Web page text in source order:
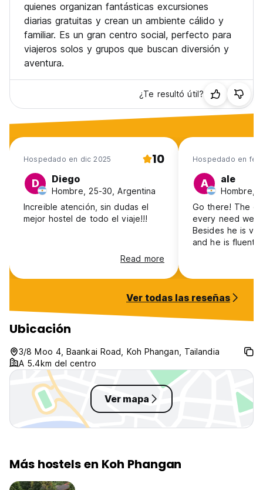
quienes organizan fantásticas excursiones
diarias gratuitas y crean un ambiente cálido y
familiar. Es un gran centro social, perfecto para
viajeros solos y grupos que buscan diversión y
aventura.
¿Te resultó útil?
Hospedado en dic 2025 10
D Diego
Hombre, 25-30, Argentina
Increible atención, sin dudas el
mejor hostel de todo el viaje!!!
Read more
Hospedado en feb
A ale
Hombre,
Go there! The
every need we
Besides he is
and he is fluent
Ver todas las reseñas
Ubicación
3/8 Moo 4, Baankai Road, Koh Phangan, Tailandia
A 5.4km del centro
Ver mapa
Más hostels en Koh Phangan